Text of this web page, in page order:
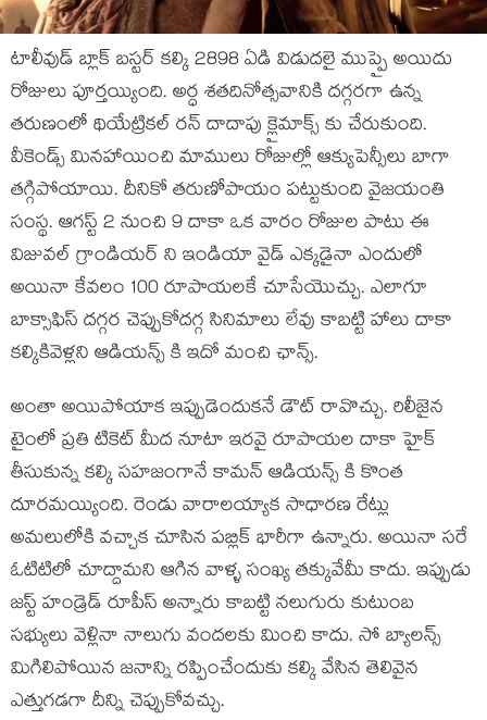
టాలీవుడ్ బ్లాక్ బస్టర్ కల్కి 2898 ఏడి విడుదలై ముప్పై అయిదు
రోజులు పూర్తయ్యింది. అర్ధ శతదినోత్సవానికి దగ్గరగా ఉన్న
తరుణంలో థియేట్రికల్ రన్ దాదాపు క్లైమాక్స్ కు చేరుకుంది.
వీకెండ్స్ మినహాయించి మాములు రోజుల్లో ఆక్యుపెన్సీలు బాగా
తగ్గిపోయాయి. దీనికో తరుణోపాయం పట్టుకుంది వైజయంతి
సంస్థ. ఆగస్ట్ 2 నుంచి 9 దాకా ఒక వారం రోజుల పాటు ఈ
విజువల్ గ్రాండియర్ ని ఇండియా వైడ్ ఎక్కడైనా ఎందులో
అయినా కేవలం 100 రూపాయలకే చూసేయొచ్చు. ఎలాగూ
బాక్సాఫిస్ దగ్గర చెప్పుకోదగ్గ సినిమాలు లేవు కాబట్టి హాలు దాకా
కల్కికివెళ్లని ఆడియన్స్ కి ఇదో మంచి ఛాన్స్.
అంతా అయిపోయాక ఇప్పుడెందుకనే డౌట్ రావొచ్చు. రిలీజైన
టైంలో ప్రతి టికెట్ మీద నూటా ఇరవై రూపాయల దాకా హైక్
తీసుకున్న కల్కి సహజంగానే కామన్ ఆడియన్స్ కి కొంత
దూరమయ్యింది. రెండు వారాలయ్యాక సాధారణ రేట్లు
అమలులోకి వచ్చాక చూసిన పబ్లిక్ భారీగా ఉన్నారు. అయినా సరే
ఓటిటిలో చూద్దామని ఆగిన వాళ్ళ సంఖ్య తక్కువేమీ కాదు. ఇప్పుడు
జస్ట్ హండ్రెడ్ రూపీస్ అన్నారు కాబట్టి నలుగురు కుటుంబ
సభ్యులు వెళ్లినా నాలుగు వందలకు మించి కాదు. సో బ్యాలన్స్
మిగిలిపోయిన జనాన్ని రప్పించేందుకు కల్కి వేసిన తెలివైన
ఎత్తుగడగా దీన్ని చెప్పుకోవచ్చు.